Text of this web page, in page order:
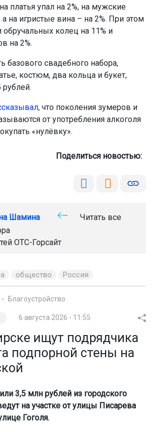
платья упал на 2%, на мужские
на игристые вина – на 2%. При этом
колец на 11% и
на 2%.
базового свадебного набора,
костюм, два кольца и букет,
рублей.
, что поколения зумеров и
от употребления алкоголя
«нулёвку».
Поделиться новостью:
Шамина
Читать все
ОТС-Горсайт
общество Россия
Благоустройство
6 августа 2026 - 11:55
ищут подрядчика
подпорной стены на
3,5 млн рублей из городского
на участке от улицы Писарева
Гоголя.